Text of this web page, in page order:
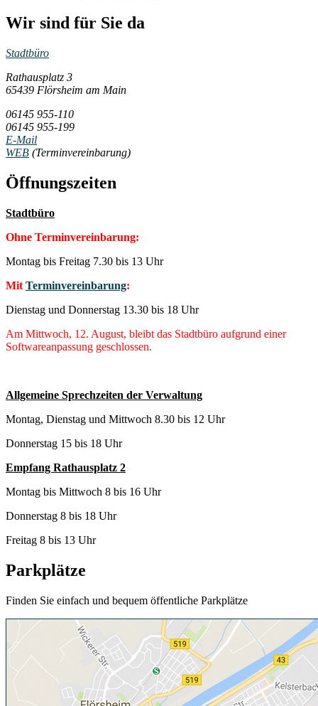
Wir sind für Sie da
Stadtbüro
Rathausplatz 3
65439 Flörsheim am Main
06145 955-110
06145 955-199
E-Mail
WEB (Terminvereinbarung)
Öffnungszeiten
Stadtbüro
Ohne Terminvereinbarung:
Montag bis Freitag 7.30 bis 13 Uhr
Mit Terminvereinbarung:
Dienstag und Donnerstag 13.30 bis 18 Uhr
Am Mittwoch, 12. August, bleibt das Stadtbüro aufgrund einer
Softwareanpassung geschlossen.
Allgemeine Sprechzeiten der Verwaltung
Montag, Dienstag und Mittwoch 8.30 bis 12 Uhr
Donnerstag 15 bis 18 Uhr
Empfang Rathausplatz 2
Montag bis Mittwoch 8 bis 16 Uhr
Donnerstag 8 bis 18 Uhr
Freitag 8 bis 13 Uhr
Parkplätze
Finden Sie einfach und bequem öffentliche Parkplätze